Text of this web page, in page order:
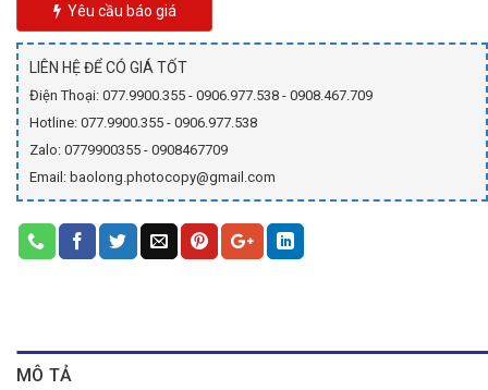
Yêu cầu báo giá
LIÊN HỆ ĐỂ CÓ GIÁ TỐT
Điện Thoại: 077.9900.355 - 0906.977.538 - 0908.467.709
Hotline: 077.9900.355 - 0906.977.538
Zalo: 0779900355 - 0908467709
Email: baolong.photocopy@gmail.com
MÔ TẢ